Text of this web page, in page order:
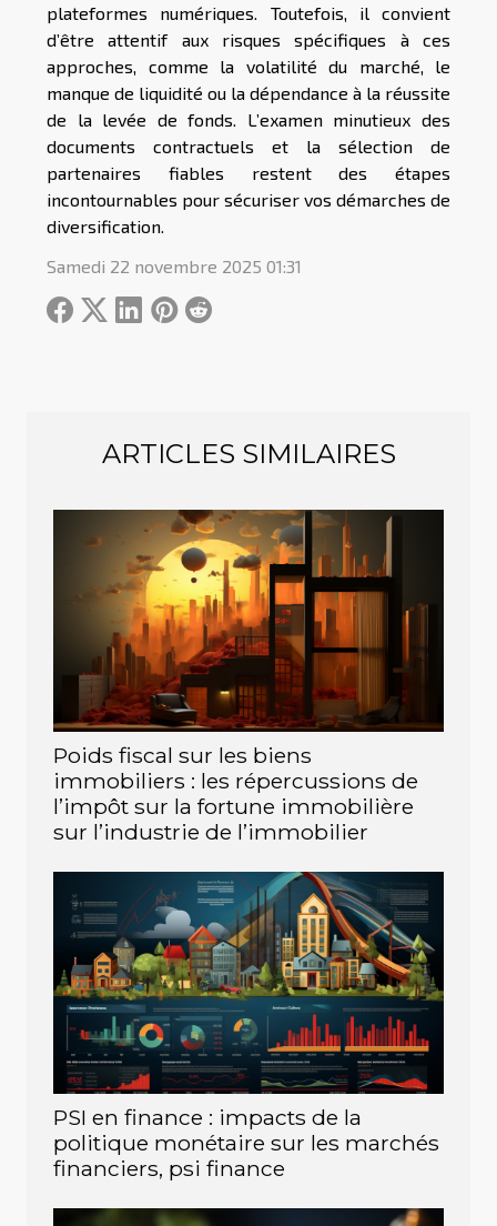
plateformes numériques. Toutefois, il convient
d’être attentif aux risques spécifiques à ces
approches, comme la volatilité du marché, le
manque de liquidité ou la dépendance à la réussite
de la levée de fonds. L’examen minutieux des
documents contractuels et la sélection de
partenaires fiables restent des étapes
incontournables pour sécuriser vos démarches de
diversification.
Samedi 22 novembre 2025 01:31
ARTICLES SIMILAIRES
Poids fiscal sur les biens
immobiliers : les répercussions de
l’impôt sur la fortune immobilière
sur l’industrie de l’immobilier
PSI en finance : impacts de la
politique monétaire sur les marchés
financiers, psi finance